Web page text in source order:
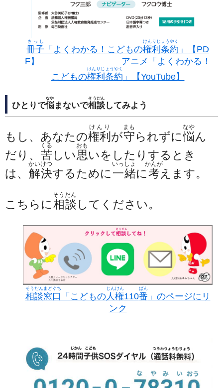
冊子
さっし
「よくわかる！こどもの権利条約
けんりじょうやく
」【PD
F】
アニメ「 よくわかる！
こどもの権利条約
けんりじょうやく
」【YouTube】
ひとりで悩
なや
まないで相談
そうだん
してみよう
もし、あなたの権利
けんり
が守
まも
られずに悩
なや
ん
だり、 苦
くる
しい思
おも
いをしたりするとき
は、 解決
かいけつ
するために 一緒
いっしょ
に考
かんが
えます。
こちらに相談
そうだん
してください。
相談窓口
そうだんまどぐち
「こどもの人権
じんけん
110番
ばん
」のページにリ
ンク